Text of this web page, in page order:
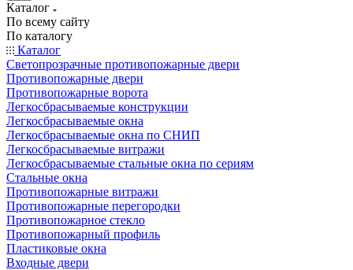
Каталог
По всему сайту
По каталогу
Каталог
Светопрозрачные противопожарные двери
Противопожарные двери
Противопожарные ворота
Легкосбрасываемые конструкции
Легкосбрасываемые окна
Легкосбрасываемые окна по СНИП
Легкосбрасываемые витражи
Легкосбрасываемые стальные окна по сериям
Стальные окна
Противопожарные витражи
Противопожарные перегородки
Противопожарное стекло
Противопожарный профиль
Пластиковые окна
Входные двери